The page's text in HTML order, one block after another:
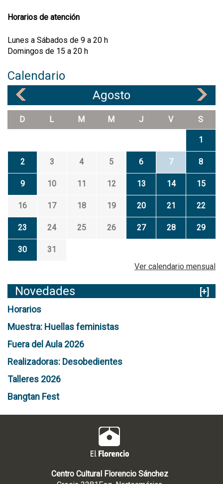
Horarios de atención
Lunes a Sábados de 9 a 20 h
Domingos de 15 a 20 h
Calendario
Agosto
D L M M J V S
1
2 3 4 5 6 7 8
9 10 11 12 13 14 15
16 17 18 19 20 21 22
23 24 25 26 27 28 29
30
31
Ver calendario mensual
Novedades
[+]
Horarios
Muestra: Huellas feministas
Fuera del Aula 2026
Realizadoras: Desobedientes
Talleres 2026
Bangtan Fest
Centro Cultural Florencio Sánchez